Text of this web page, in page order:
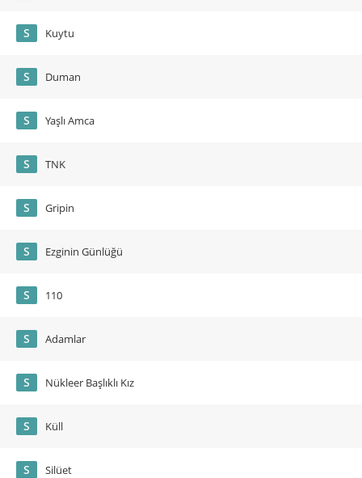
S Kuytu
S Duman
S Yaşlı Amca
S TNK
S Gripin
S Ezginin Günlüğü
S 110
S Adamlar
S Nükleer Başlıklı Kız
S Küll
S Silüet